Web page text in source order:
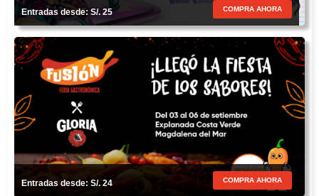
Entradas desde: S/. 25 COMPRA AHORA
Entradas desde: S/. 24 COMPRA AHORA